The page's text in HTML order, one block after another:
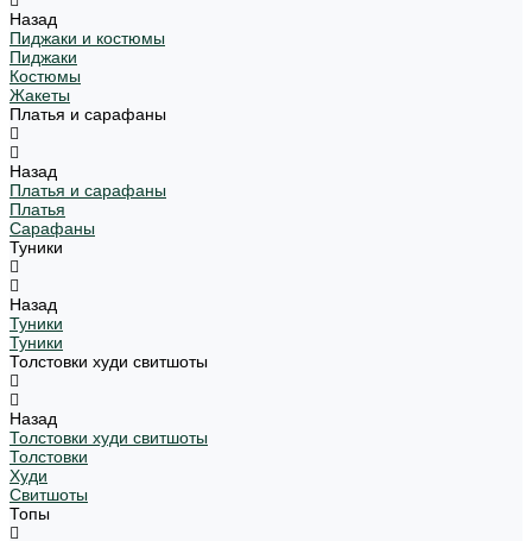
Назад
Пиджаки и костюмы
Пиджаки
Костюмы
Жакеты
Платья и сарафаны
Назад
Платья и сарафаны
Платья
Сарафаны
Туники
Назад
Туники
Туники
Толстовки худи свитшоты
Назад
Толстовки худи свитшоты
Толстовки
Худи
Свитшоты
Топы